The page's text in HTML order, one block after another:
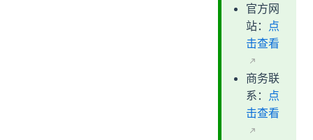
官方网
站：
点
击查看
商务联
系：
点
击查看